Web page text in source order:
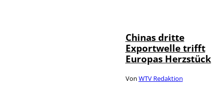
Chinas dritte
Exportwelle trifft
Europas Herzstück
Von WTV Redaktion